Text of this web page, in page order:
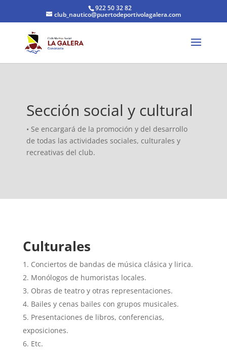
922 50 32 82
club_nautico@puertodeportivolagalera.com
Sección social y cultural
• Se encargará de la promoción y del desarrollo
de todas las actividades sociales, culturales y
recreativas del club.
Culturales
Conciertos de bandas de música clásica y lirica.
Monólogos de humoristas locales.
Obras de teatro y otras representaciones.
Bailes y cenas bailes con grupos musicales.
Presentaciones de libros, conferencias,
exposiciones.
Etc.